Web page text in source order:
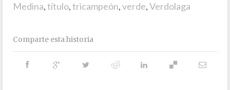
Medina,título,tricampeón,verde,Verdolaga
Comparte esta historia